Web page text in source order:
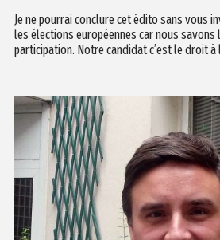
Je ne pourrai conclure cet édito sans vous
les élections européennes car nous savons
participation. Notre candidat c’est le droit à